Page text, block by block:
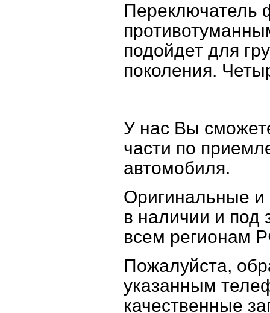
Переключатель
подойдет для
поколения.
У нас Вы
части по
автомобиля.
Оригинальные и
в наличии и под
всем регионам
Пожалуйста,
указанным
качественные